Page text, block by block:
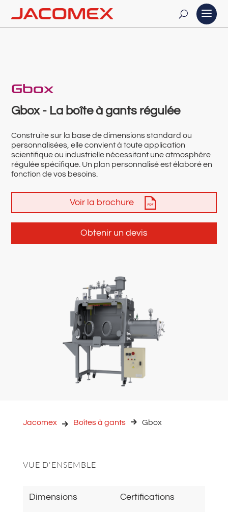
Gbox
Gbox - La boîte à gants régulée
Construite sur la base de dimensions standard ou
personnalisées, elle convient à toute application
scientifique ou industrielle nécessitant une atmosphère
régulée spécifique. Un plan personnalisé est élaboré en
fonction de vos besoins.
Voir la brochure
Obtenir un devis
Jacomex Boîtes à gants Gbox
VUE D'ENSEMBLE
Dimensions Certifications